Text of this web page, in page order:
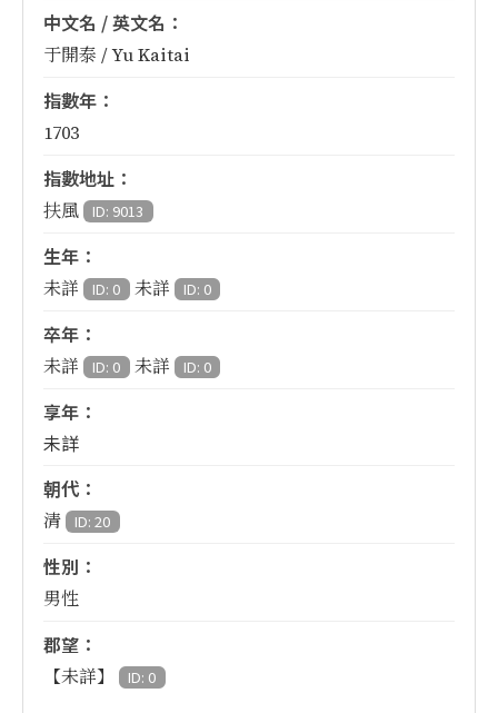
中文名 / 英文名：
于開泰 / Yu Kaitai
指數年：
1703
指數地址：
扶風 ID: 9013
生年：
未詳 ID: 0 未詳 ID: 0
卒年：
未詳 ID: 0 未詳 ID: 0
享年：
未詳
朝代：
清 ID: 20
性別：
男性
郡望：
【未詳】 ID: 0